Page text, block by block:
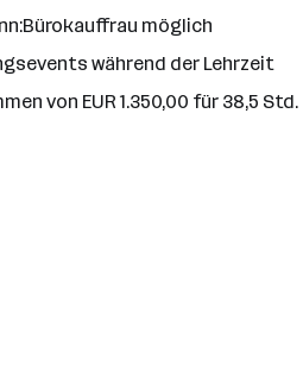
möglich
während der Lehrzeit
von EUR 1.350,00 für 38,5 Std.